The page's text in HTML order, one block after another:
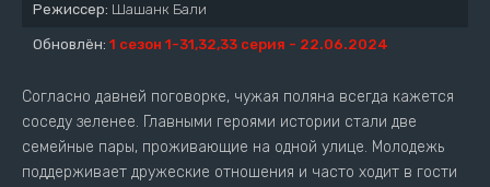
Режиссер: Шашанк Бали
Обновлён: 1 сезон 1-31,32,33 серия - 22.06.2024
Согласно давней поговорке, чужая поляна всегда кажется
соседу зеленее. Главными героями истории стали две
семейные пары, проживающие на одной улице. Молодежь
поддерживает дружеские отношения и часто ходит в гости